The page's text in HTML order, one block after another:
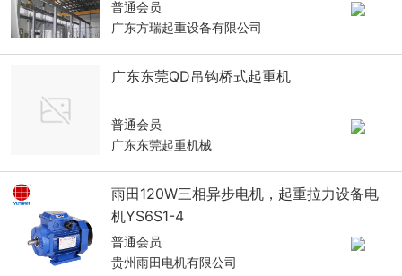
普通会员
广东方瑞起重设备有限公司
广东东莞QD吊钩桥式起重机
普通会员
广东东莞起重机械
雨田120W三相异步电机，起重拉力设备电
机YS6S1-4
普通会员
贵州雨田电机有限公司